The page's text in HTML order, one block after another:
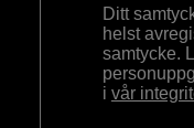
Ditt
helst
samtycke.
i vår